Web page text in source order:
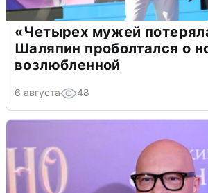
«Четырех мужей
Шаляпин проболтался о
возлюбленной
6 августа 48